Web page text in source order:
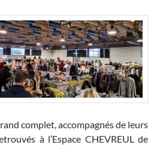
complet, accompagnés de leurs
à l’Espace CHEVREUL de